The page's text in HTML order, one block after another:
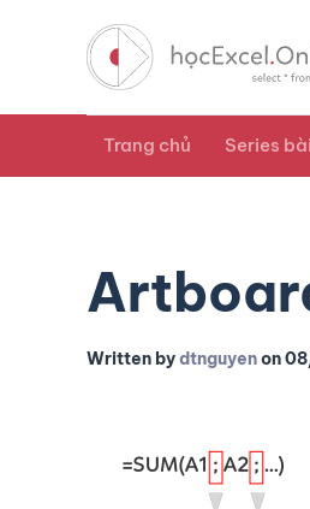
Trang chủ Series
Written bydtnguyenon